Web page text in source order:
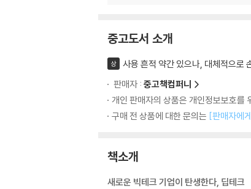
중고도서 소개
상
사용 흔적 약간 있으나, 대체적으로
판매자 : 중고책컴퍼니
개인 판매자의 상품은 개인정보보호를
구매 전 상품에 대한 문의는 [판매자에
책소개
새로운 빅테크 기업이 탄생한다, 딥테크